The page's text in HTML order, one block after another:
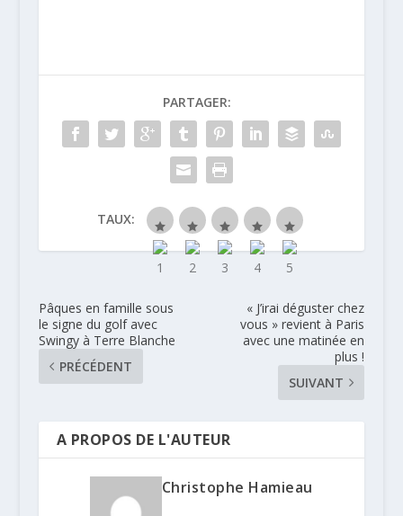
PARTAGER:
TAUX:
Pâques en famille sous
le signe du golf avec
Swingy à Terre Blanche
PRÉCÉDENT
« J’irai déguster chez
vous » revient à Paris
avec une matinée en
plus !
SUIVANT
A PROPOS DE L'AUTEUR
Christophe Hamieau